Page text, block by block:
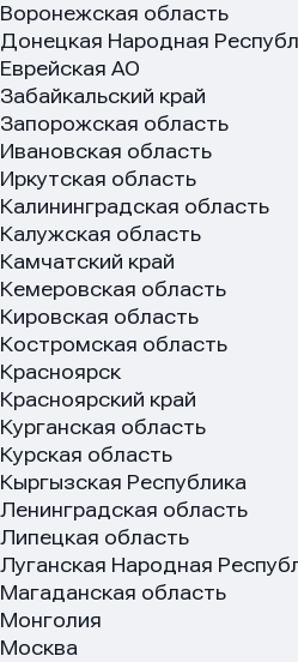
Воронежская область
Донецкая Народная
Еврейская АО
Забайкальский край
Запорожская область
Ивановская область
Иркутская область
Калининградская область
Калужская область
Камчатский край
Кемеровская область
Кировская область
Костромская область
Красноярск
Красноярский край
Курганская область
Курская область
Кыргызская Республика
Ленинградская область
Липецкая область
Луганская Народная
Магаданская область
Монголия
Москва